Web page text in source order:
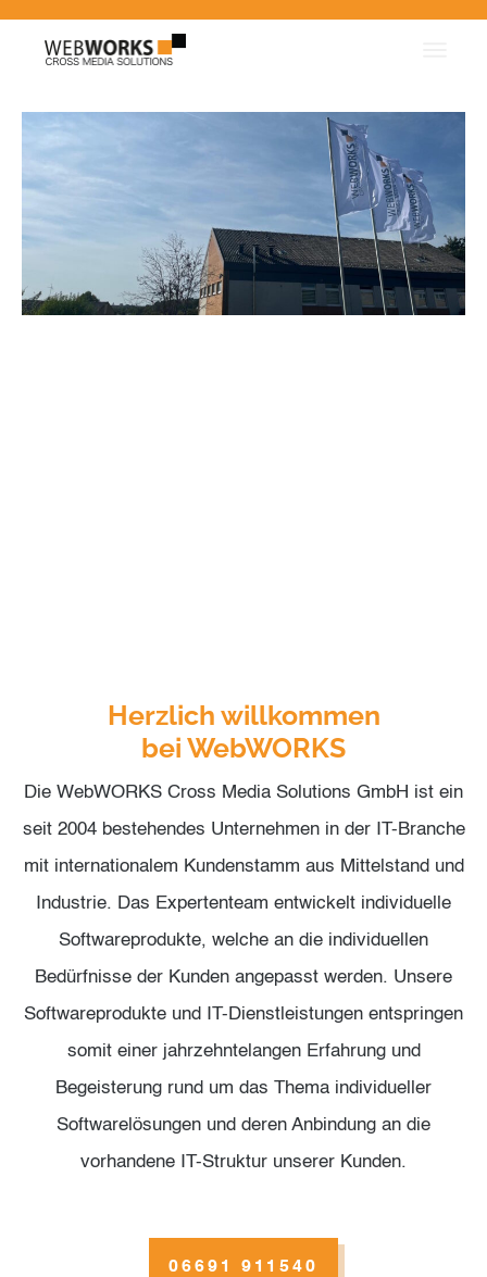
Herzlich willkommen
bei WebWORKS
Die WebWORKS Cross Media Solutions GmbH ist ein
seit 2004 bestehendes Unternehmen in der IT-Branche
mit internationalem Kundenstamm aus Mittelstand und
Industrie. Das Expertenteam entwickelt individuelle
Softwareprodukte, welche an die individuellen
Bedürfnisse der Kunden angepasst werden. Unsere
Softwareprodukte und IT-Dienstleistungen entspringen
somit einer jahrzehntelangen Erfahrung und
Begeisterung rund um das Thema individueller
Softwarelösungen und deren Anbindung an die
vorhandene IT-Struktur unserer Kunden.
06691 911540